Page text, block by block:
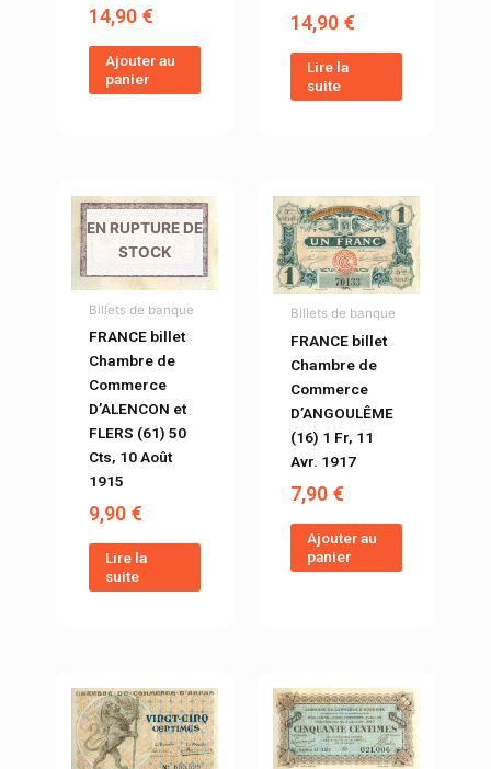
14,90€
Ajouter au
panier
14,90€
Lire la
suite
EN RUPTURE DE
STOCK
Billets de banque
FRANCE billet
Chambre de
Commerce
D’ALENCON et
FLERS (61) 50
Cts, 10 Août
1915
9,90€
Lire la
suite
Billets de banque
FRANCE billet
Chambre de
Commerce
D’ANGOULÊME
(16) 1 Fr, 11
Avr. 1917
7,90€
Ajouter au
panier